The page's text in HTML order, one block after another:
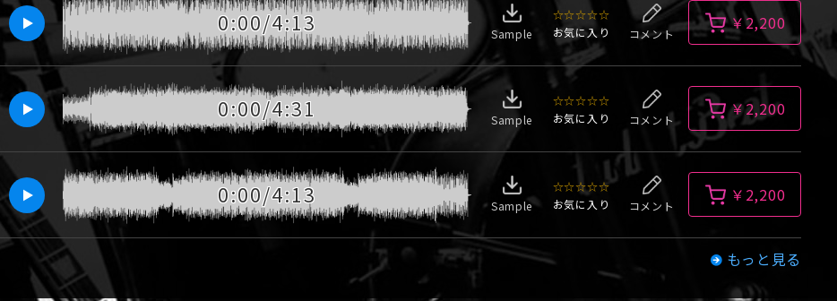
0:00/4:13 Sample
☆☆☆☆☆
お気に入り
コメント
￥2,200
0:00/4:31 Sample
☆☆☆☆☆
お気に入り
コメント
￥2,200
0:00/4:13 Sample
☆☆☆☆☆
お気に入り
コメント
￥2,200
もっと見る